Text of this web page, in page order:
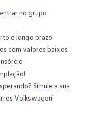
no grupo
e longo prazo
com valores baixos
Simule a sua
Volkswagen!